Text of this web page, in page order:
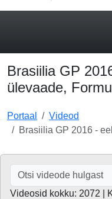
Brasiilia GP
ülevaade,
Portaal
Videod
Brasiilia GP 2016 -
Videosid kokku: 2072 |